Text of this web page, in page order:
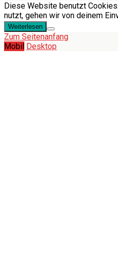
Diese Website benutzt
nutzt, gehen wir von deinem
Weiterlesen
Zum Seitenanfang
Mobil Desktop